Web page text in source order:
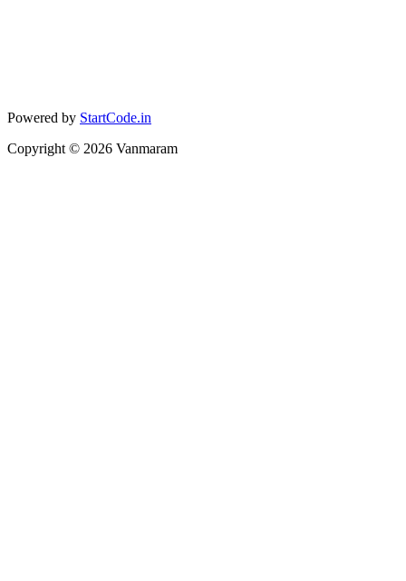
Powered by StartCode.in
Copyright © 2026 Vanmaram